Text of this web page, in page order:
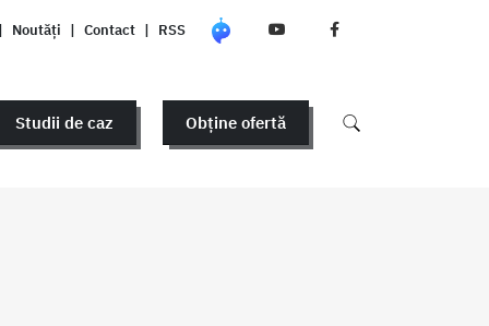
Noutăți | Contact | RSS
Studii de caz Obține ofertă